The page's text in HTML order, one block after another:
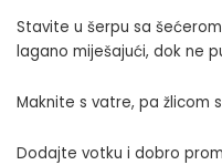
Stavite u šerpu sa
lagano miješajući, dok ne
Maknite s vatre, pa žlicom
Dodajte votku i dobro